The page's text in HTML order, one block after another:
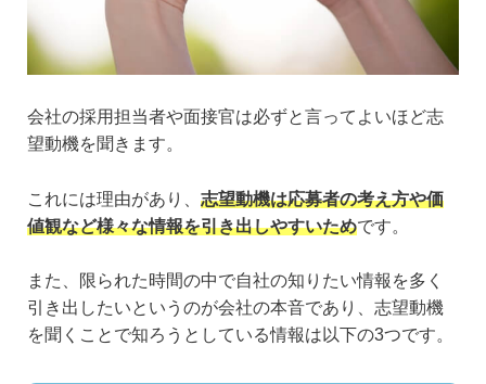
会社の採用担当者や面接官は必ずと言ってよいほど志
望動機を聞きます。
これには理由があり、 志望動機は応募者の考え方や価
値観など様々な情報を引き出しやすいためです。
また、限られた時間の中で自社の知りたい情報を多く
引き出したいというのが会社の本音であり、志望動機
を聞くことで知ろうとしている情報は以下の3つです。